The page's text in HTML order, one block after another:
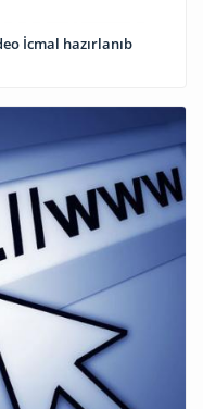
İcmal hazırlanıb